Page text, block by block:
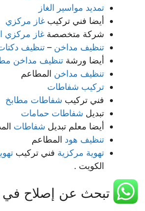
تمديد مواسير الغاز
أيضا فني تركيب غاز مركزي
شركة متخصصة غاز مركزي
تنظيف مداخن – تنظيف
أيضا ورشة تنظيف مداخن
تنظيف مداخن المطاعم
تركيب شفاطات
فني تركيب شفاطات مطابخ
تبديل شفاطات حمامات
أيضا معلم تبديل شفاطات
تنظيف هود المطاعم
تهوية مركزية فني تركيب
الكويت .
هل تبحث عن إصلاح في